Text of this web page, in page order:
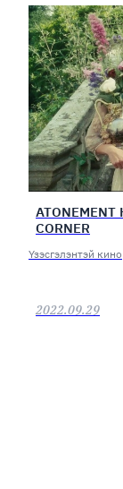
CORNER
Үзэсгэлэнтэй кино
2022.09.29